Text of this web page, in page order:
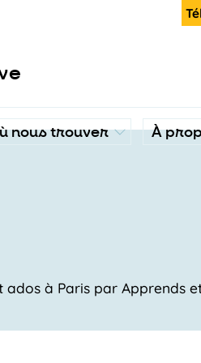
nous trouver À
à Paris par Apprends